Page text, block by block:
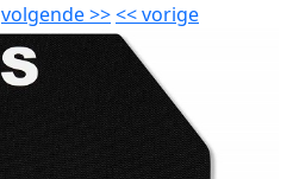
volgende>><<vorige